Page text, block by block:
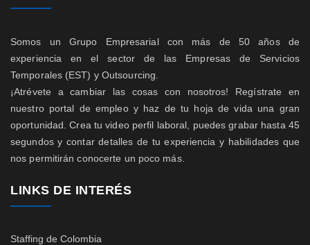
Somos un Grupo Empresarial con más de 50 años de
experiencia en el sector de las Empresas de Servicios
Temporales (EST) y Outsourcing.
¡Atrévete a cambiar las cosas con nosotros! Regístrate en
nuestro portal de empleo y haz de tu hoja de vida una gran
oportunidad. Crea tu video perfil laboral, puedes grabar hasta 45
segundos y contar detalles de tu experiencia y habilidades que
nos permitirán conocerte un poco más.
LINKS DE INTERÉS
Staffing de Colombia